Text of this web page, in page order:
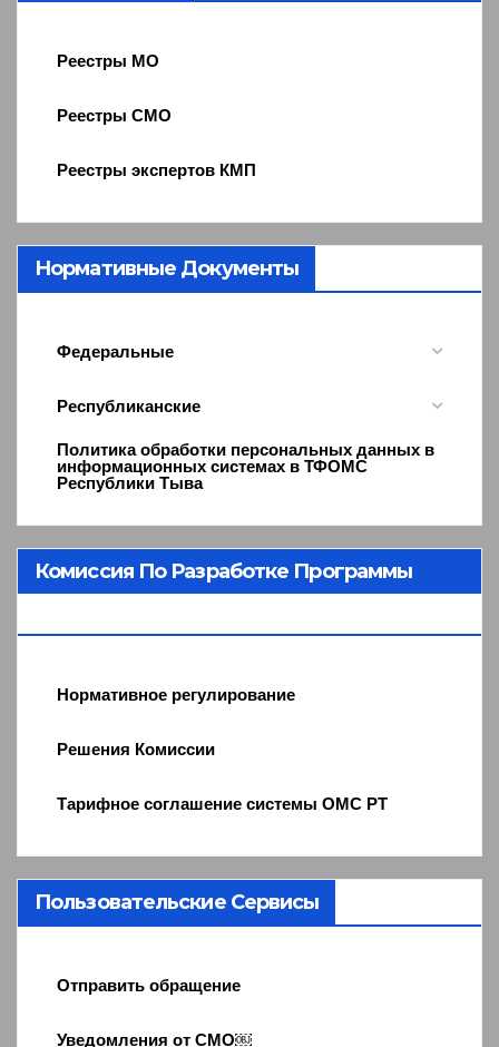
Реестры МО
Реестры СМО
Реестры экспертов КМП
Нормативные Документы
Федеральные
Республиканские
Политика обработки персональных данных в
информационных системах в ТФОМС
Республики Тыва
Комиссия По Разработке Программы
Нормативное регулирование
Решения Комиссии
Тарифное соглашение системы ОМС РТ
Пользовательские Сервисы
Отправить обращение
Уведомления от СМО￼